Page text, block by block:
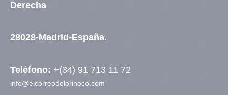
Derecha
28028-Madrid-España.
Teléfono: +(34) 91 713 11 72
info@elcorreodelorinoco.com